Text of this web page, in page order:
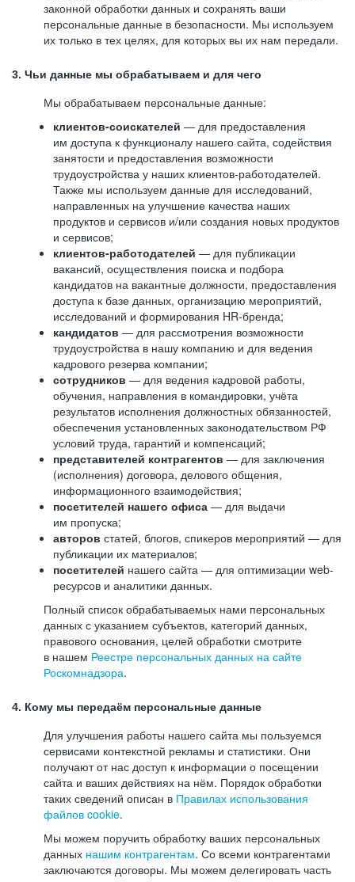
законной обработки данных и сохранять ваши
персональные данные в безопасности. Мы используем
их только в тех целях, для которых вы их нам передали.
3. Чьи данные мы обрабатываем и для чего
Мы обрабатываем персональные данные:
клиентов-соискателей — для предоставления
им доступа к функционалу нашего сайта, содействия
занятости и предоставления возможности
трудоустройства у наших клиентов-работодателей.
Также мы используем данные для исследований,
направленных на улучшение качества наших
продуктов и сервисов и/или создания новых продуктов
и сервисов;
клиентов-работодателей — для публикации
вакансий, осуществления поиска и подбора
кандидатов на вакантные должности, предоставления
доступа к базе данных, организацию мероприятий,
исследований и формирования HR-бренда;
кандидатов — для рассмотрения возможности
трудоустройства в нашу компанию и для ведения
кадрового резерва компании;
сотрудников — для ведения кадровой работы,
обучения, направления в командировки, учёта
результатов исполнения должностных обязанностей,
обеспечения установленных законодательством РФ
условий труда, гарантий и компенсаций;
представителей контрагентов — для заключения
(исполнения) договора, делового общения,
информационного взаимодействия;
посетителей нашего офиса — для выдачи
им пропуска;
авторов статей, блогов, спикеров мероприятий — для
публикации их материалов;
посетителей нашего сайта — для оптимизации web-
ресурсов и аналитики данных.
Полный список обрабатываемых нами персональных
данных с указанием субъектов, категорий данных,
правового основания, целей обработки смотрите
в нашем Реестре персональных данных на сайте
Роскомнадзора.
4. Кому мы передаём персональные данные
Для улучшения работы нашего сайта мы пользуемся
сервисами контекстной рекламы и статистики. Они
получают от нас доступ к информации о посещении
сайта и ваших действиях на нём. Порядок обработки
таких сведений описан в Правилах использования
файлов cookie.
Мы можем поручить обработку ваших персональных
данных нашим контрагентам. Со всеми контрагентами
заключаются договоры. Мы можем делегировать часть